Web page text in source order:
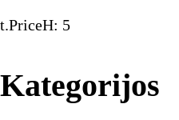
t.PriceH: 5
Kategorijos